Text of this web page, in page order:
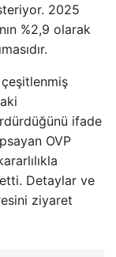
2025
%2,9 olarak
ifade
OVP
Detaylar ve
ziyaret